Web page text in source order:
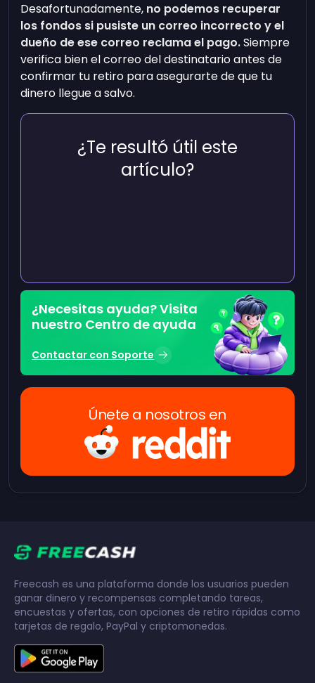
Desafortunadamente, no podemos recuperar
los fondos si pusiste un correo incorrecto y el
dueño de ese correo reclama el pago.Siempre
verifica bien el correo del destinatario antes de
confirmar tu retiro para asegurarte de que tu
dinero llegue a salvo.
¿Te resultó útil este
artículo?
¿Necesitas ayuda? Visita
nuestro Centro de ayuda
Contactar con Soporte
Únete a nosotros en
Freecash es una plataforma donde los usuarios pueden
ganar dinero y recompensas completando tareas,
encuestas y ofertas, con opciones de retiro rápidas como
tarjetas de regalo, PayPal y criptomonedas.